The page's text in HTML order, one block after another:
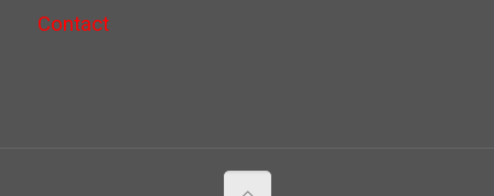
Contact